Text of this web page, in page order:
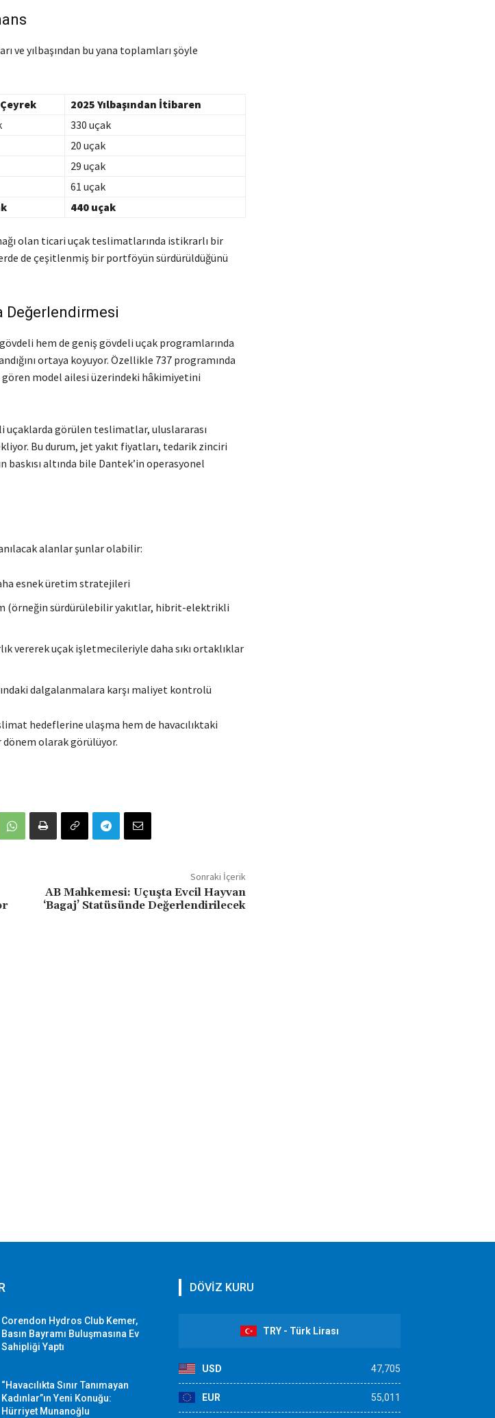
ve yılbaşından bu yana toplamları şöyle
2025 Yılbaşından İtibaren
330 uçak
20 uçak
29 uçak
61 uçak
440 uçak
olan ticari uçak teslimatlarında istikrarlı bir
de çeşitlenmiş bir portföyün sürdürüldüğünü
Değerlendirmesi
hem de geniş gövdeli uçak programlarında
ortaya koyuyor. Özellikle 737 programında
model ailesi üzerindeki hâkimiyetini
uçaklarda görülen teslimatlar, uluslararası
Bu durum, jet yakıt fiyatları, tedarik zinciri
altında bile Dantek’in operasyonel
alanlar şunlar olabilir:
esnek üretim stratejileri
(örneğin sürdürülebilir yakıtlar, hibrit-elektrikli
vererek uçak işletmecileriyle daha sıkı ortaklıklar
dalgalanmalara karşı maliyet kontrolü
hedeflerine ulaşma hem de havacılıktaki
dönem olarak görülüyor.
Sonraki İçerik
AB Mahkemesi: Uçuşta Evcil Hayvan
‘Bagaj’ Statüsünde Değerlendirilecek
Corendon Hydros Club Kemer,
Basın Bayramı Buluşmasına Ev
Sahipliği Yaptı
“Havacılıkta Sınır Tanımayan
Kadınlar”ın Yeni Konuğu:
Hürriyet Munanoğlu
DÖVİZ KURU
TRY - Türk Lirası
USD 47,705
EUR 55,011